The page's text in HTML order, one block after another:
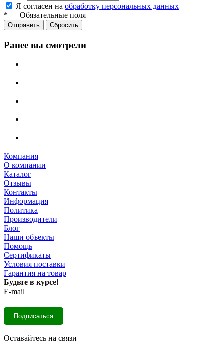
Я согласен на обработку персональных данных
* — Обязательные поля
Сбросить
Ранее вы смотрели
Компания
О компании
Каталог
Отзывы
Контакты
Информация
Политика
Производители
Блог
Наши объекты
Помощь
Сертификаты
Условия поставки
Гарантия на товар
Будьте в курсе!
E-mail
Оставайтесь на связи